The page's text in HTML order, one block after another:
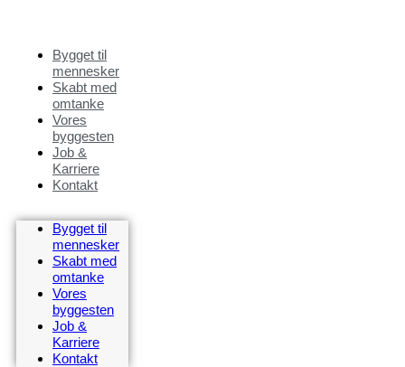
Bygget til
mennesker
Skabt med
omtanke
Vores
byggesten
Job &
Karriere
Kontakt
Bygget til
mennesker
Skabt med
omtanke
Vores
byggesten
Job &
Karriere
Kontakt